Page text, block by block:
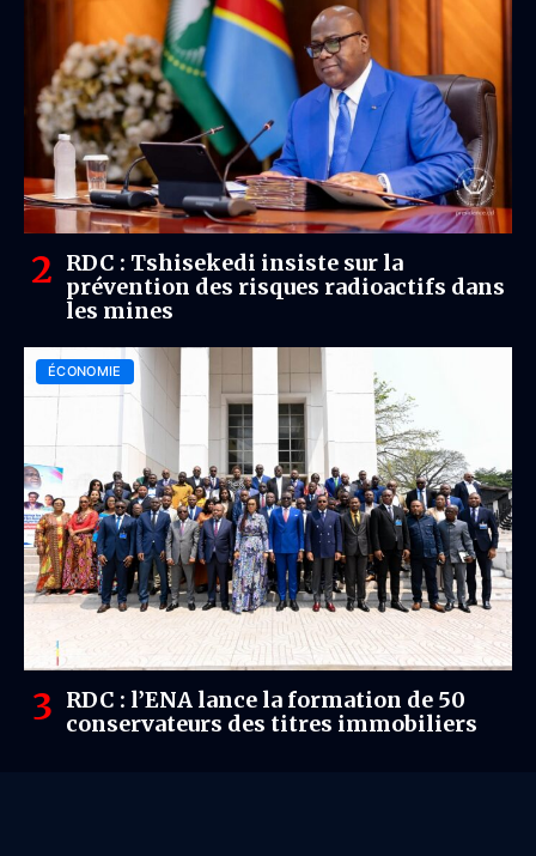
RDC : Tshisekedi insiste sur la
prévention des risques radioactifs dans
les mines
ÉCONOMIE
RDC : l’ENA lance la formation de 50
conservateurs des titres immobiliers